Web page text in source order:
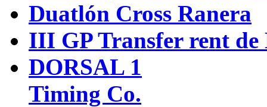
Duatlón Cross Ranera
III GP Transfer rent de
DORSAL 1
Timing Co.